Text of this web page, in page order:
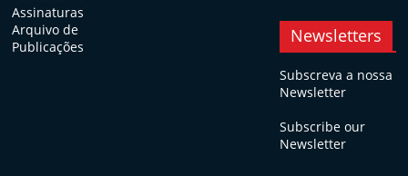
Assinaturas
Arquivo de
Publicações
Newsletters
Subscreva a nossa
Newsletter
Subscribe our
Newsletter